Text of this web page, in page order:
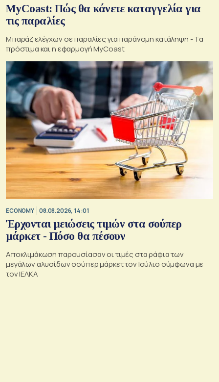
MyCoast: Πώς θα κάνετε καταγγελία για
τις παραλίες
Μπαράζ ελέγχων σε παραλίες για παράνομη κατάληψη - Τα
πρόστιμα και η εφαρμογή MyCoast
ECONOMY 08.08.2026, 14:01
Έρχονται μειώσεις τιμών στα σούπερ
μάρκετ - Πόσο θα πέσουν
Αποκλιμάκωση παρουσίασαν οι τιμές στα ράφια των
μεγάλων αλυσίδων σούπερ μάρκετ τον Ιούλιο σύμφωνα με
τον ΙΕΛΚΑ